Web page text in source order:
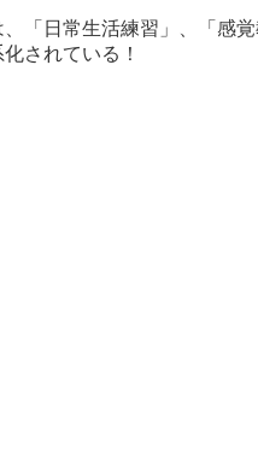
、「日常生活練習」、「感
されている！